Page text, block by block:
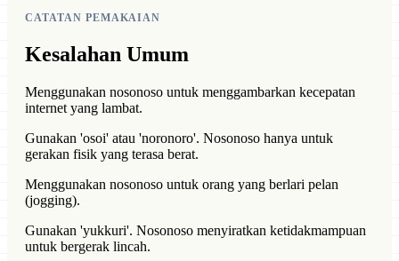
CATATAN PEMAKAIAN
Kesalahan Umum
Menggunakan nosonoso untuk menggambarkan kecepatan
internet yang lambat.
Gunakan 'osoi' atau 'noronoro'. Nosonoso hanya untuk
gerakan fisik yang terasa berat.
Menggunakan nosonoso untuk orang yang berlari pelan
(jogging).
Gunakan 'yukkuri'. Nosonoso menyiratkan ketidakmampuan
untuk bergerak lincah.